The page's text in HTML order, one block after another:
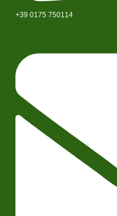
+39 0175 750114